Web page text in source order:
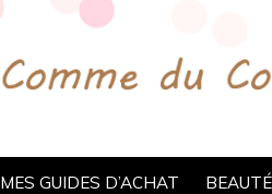
MES GUIDES D’ACHAT BEAUTÉ